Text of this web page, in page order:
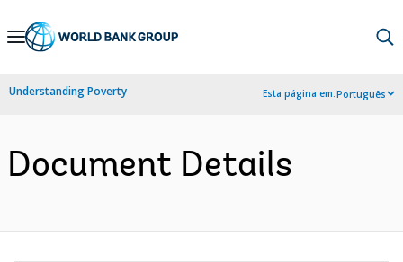
Skip
Navigation
Understanding Poverty Esta página em:Português
Document Details